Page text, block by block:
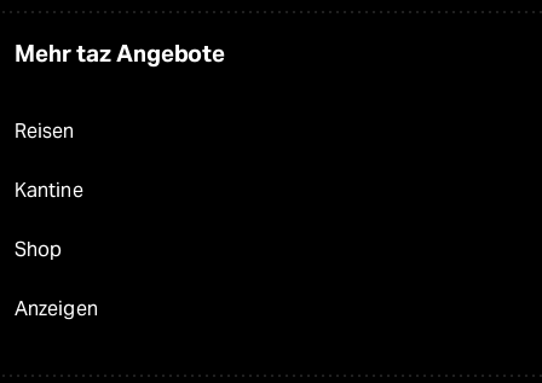
Mehr taz Angebote
Reisen
Kantine
Shop
Anzeigen